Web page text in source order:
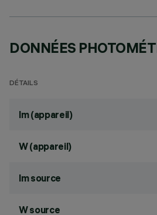
DONNÉES
DÉTAILS
lm (appareil)
W (appareil)
lm source
W source